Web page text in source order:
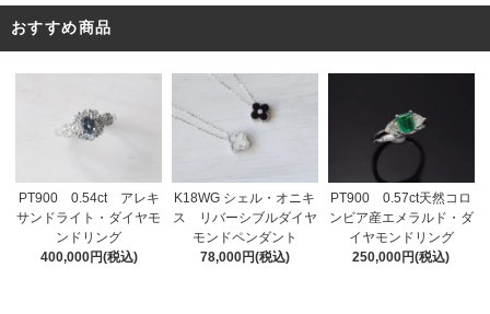
おすすめ商品
PT900 0.54ct アレキ
サンドライト・ダイヤモ
ンドリング
400,000円(税込)
K18WG シェル・オニキ
ス リバーシブルダイヤ
モンドペンダント
78,000円(税込)
PT900 0.57ct天然コロ
ンビア産エメラルド・ダ
イヤモンドリング
250,000円(税込)